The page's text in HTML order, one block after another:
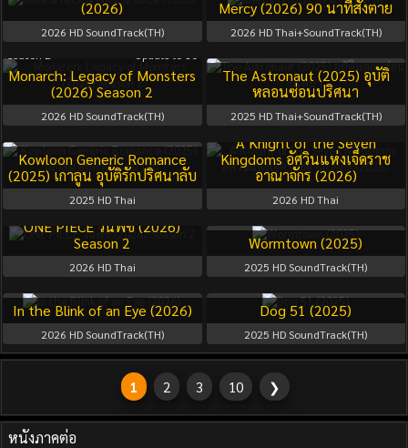
(2026)
2026 HD SoundTrack(TH)
Mercy (2026) 90 นาทีสั่งตาย
2026 HD Thai+SoundTrack(TH)
Monarch: Legacy of Monsters
(2026) Season 2
2026 HD SoundTrack(TH)
The Astronaut (2025) อุบัติ
หลอนซ่อนปริศนา
2025 HD Thai+SoundTrack(TH)
Kowloon Generic Romance
(2025) เกาลูน อุบัติรักปริศนาลับ
2025 HD Thai
Season 1
A Knight of the Seven
Kingdoms อัศวินแห่งเจ็ดราช
อาณาจักร (2026)
2026 HD Thai
ONE PIECE วันพีซ (2026)
Season 2
2026 HD Thai
Wormtown (2025)
2025 HD SoundTrack(TH)
In the Blink of an Eye (2026)
2026 HD SoundTrack(TH)
Dog 51 (2025)
2025 HD SoundTrack(TH)
1 2 3 10 ❯
หนังภาคต่อ